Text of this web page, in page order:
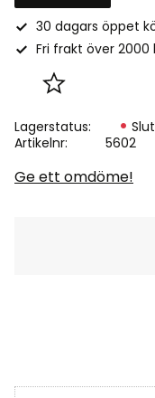
Lägg till i
30 dagars öppet
Fri frakt över 2000
Lagerstatus
Artikelnr
5602
Ge ett omdöme!